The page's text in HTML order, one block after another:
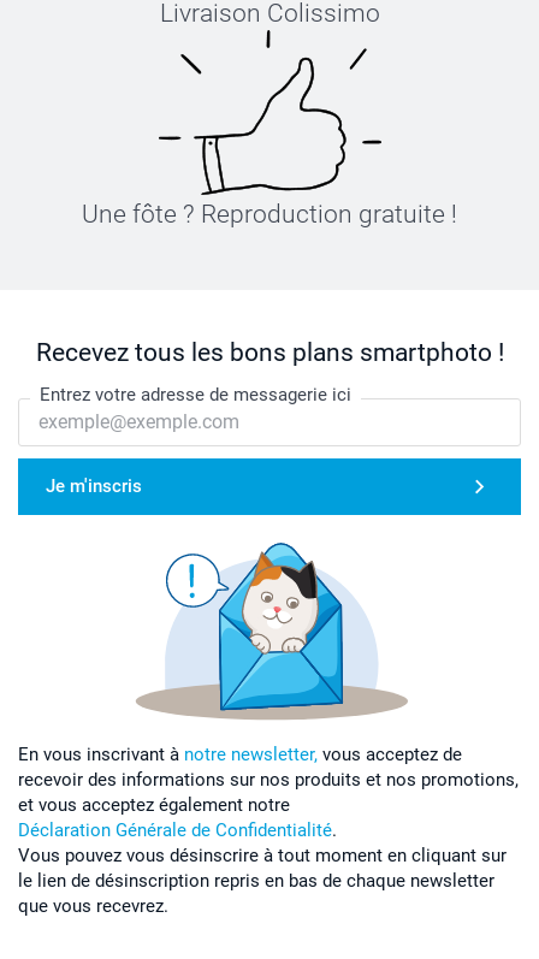
Livraison Colissimo
Une fôte ? Reproduction gratuite !
Recevez tous les bons plans smartphoto !
Entrez votre adresse de messagerie ici
Je m'inscris
En vous inscrivant à notre newsletter, vous acceptez de
recevoir des informations sur nos produits et nos promotions,
et vous acceptez également notre
Déclaration Générale de Confidentialité.
Vous pouvez vous désinscrire à tout moment en cliquant sur
le lien de désinscription repris en bas de chaque newsletter
que vous recevrez.